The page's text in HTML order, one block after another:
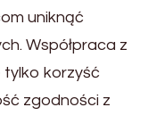
uniknąć
Współpraca z
korzyść
zgodności z